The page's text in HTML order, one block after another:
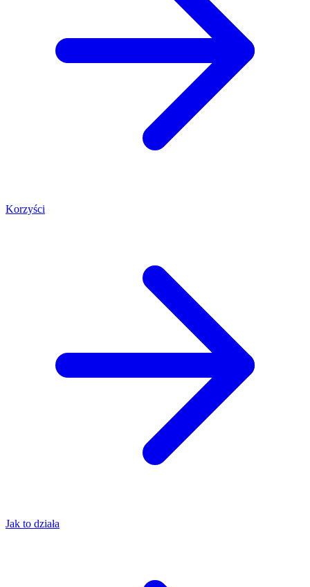
Korzyści
Jak to działa